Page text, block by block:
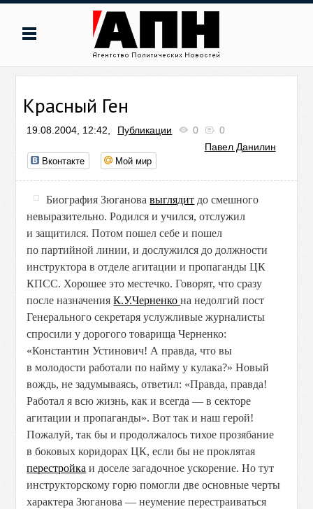
Красный Ген
19.08.2004, 12:42, Публикации 0
0
Павел Данилин
Вконтакте Мой мир
Биография Зюгановавыглядит до смешного
невыразительно. Родился и учился, отслужил
и защитился. Потом пошел себе и пошел
по партийной линии, и дослужился до должности
инструктора в отделе агитации и пропаганды ЦК
КПСС. Хорошее это местечко. Говорят, что сразу
после назначенияК.У.Черненкона недолгий пост
Генерального секретаря услужливые журналисты
спросили у дорогого товарища Черненко:
«Константин Устинович! А правда, что вы
в молодости работали по найму у кулака?» Новый
вождь, не задумываясь, ответил: «Правда, правда!
Работал я всю жизнь, как и всегда — в секторе
агитации и пропаганды». Вот так и наш герой!
Пожалуй, так бы и продолжалось тихое прозябание
в боковых коридорах ЦК, если бы не проклятая
перестройка и доселе загадочное ускорение. Но тут
инструкторскому горю помогли две основные черты
характера Зюганова — неумение перестраиваться